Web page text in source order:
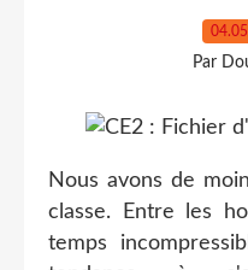
Par
Nous avons de
classe. Entre les
temps